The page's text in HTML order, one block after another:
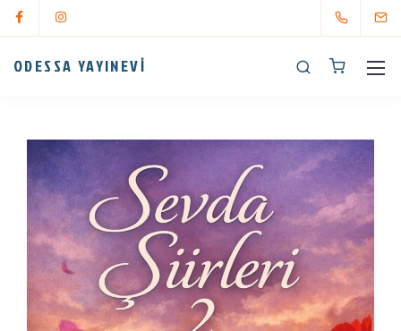
ODESSA YAYINEVİ